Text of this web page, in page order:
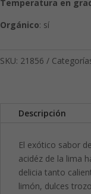
Temperatura en
Orgánico: sí
SKU: 21856
Descripción
El exótico sabor
acidéz de la lima
delicia tanto
limón, dulces